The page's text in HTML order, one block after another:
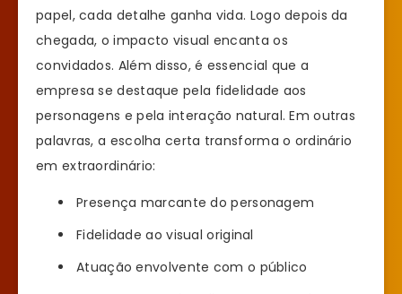
papel, cada detalhe ganha vida. Logo depois da
chegada, o impacto visual encanta os
convidados. Além disso, é essencial que a
empresa se destaque pela fidelidade aos
personagens e pela interação natural. Em outras
palavras, a escolha certa transforma o ordinário
em extraordinário:
Presença marcante do personagem
Fidelidade ao visual original
Atuação envolvente com o público